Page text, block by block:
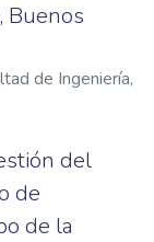
Buenos
de Ingeniería,
del
de
de la